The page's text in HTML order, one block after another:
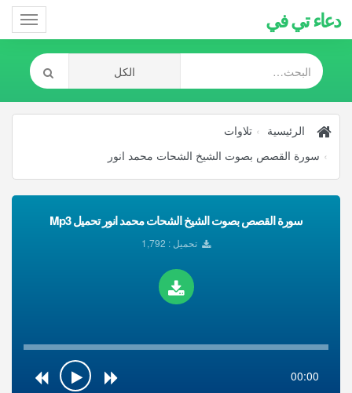
دعاء تي في
الرئيسية
تلاوات
سورة القصص بصوت الشيخ الشحات محمد انور
سورة القصص بصوت الشيخ الشحات محمد انور تحميل Mp3
تحميل : 1,792
00:00